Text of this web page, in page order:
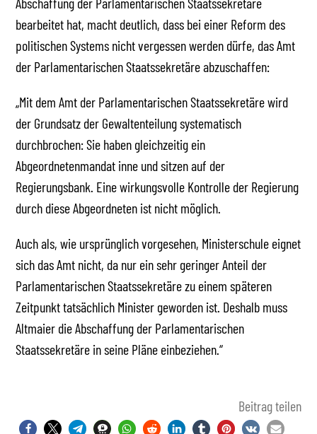
bearbeitet hat, macht deutlich, dass bei einer Reform des
politischen Systems nicht vergessen werden dürfe, das Amt
der Parlamentarischen Staatssekretäre abzuschaffen:
„Mit dem Amt der Parlamentarischen Staatssekretäre wird
der Grundsatz der Gewaltenteilung systematisch
durchbrochen: Sie haben gleichzeitig ein
Abgeordnetenmandat inne und sitzen auf der
Regierungsbank. Eine wirkungsvolle Kontrolle der Regierung
durch diese Abgeordneten ist nicht möglich.
Auch als, wie ursprünglich vorgesehen, Ministerschule eignet
sich das Amt nicht, da nur ein sehr geringer Anteil der
Parlamentarischen Staatssekretäre zu einem späteren
Zeitpunkt tatsächlich Minister geworden ist. Deshalb muss
Altmaier die Abschaffung der Parlamentarischen
Staatssekretäre in seine Pläne einbeziehen.“
Beitrag teilen